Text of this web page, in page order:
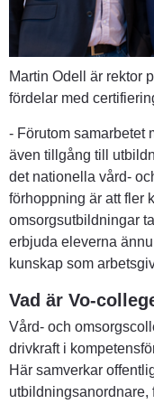
Martin Odell är rektor
fördelar med
- Förutom samarbetet
även tillgång till
det nationella vård-
förhoppning är att fler
omsorgsutbildningar
erbjuda eleverna
kunskap som
Vad är Vo-
Vård- och
drivkraft i
Här samverkar